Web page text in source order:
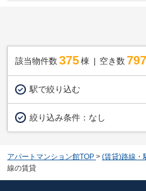
該当物件数 375棟 空き数 797
駅で絞り込む
絞り込み条件： なし
アパートマンション館TOP > (賃貸)路線・
線の賃貸